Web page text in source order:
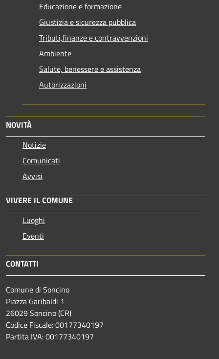
Educazione e formazione
Giustizia e sicurezza pubblica
Tributi,finanze e contravvenzioni
Ambiente
Salute, benessere e assistenza
Autorizzazioni
NOVITÀ
Notizie
Comunicati
Avvisi
VIVERE IL COMUNE
Luoghi
Eventi
CONTATTI
Comune di Soncino
Piazza Garibaldi 1
26029 Soncino (CR)
Codice Fiscale: 00177340197
Partita IVA: 00177340197